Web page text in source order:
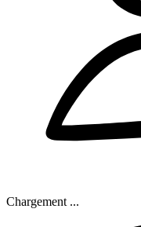
Chargement ...